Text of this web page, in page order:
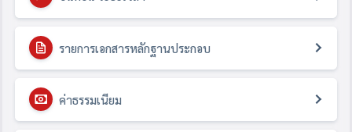
รายการเอกสารหลักฐานประกอบ
ค่าธรรมเนียม